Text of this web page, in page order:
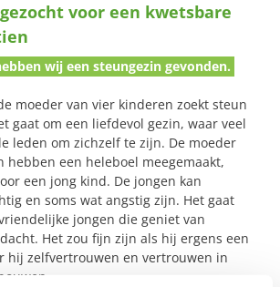
voor een kwetsbare
wij een steungezin gevonden.
moeder van vier kinderen zoekt steun
gaat om een liefdevol gezin, waar veel
leden om zichzelf te zijn. De moeder
hebben een heleboel meegemaakt,
een jong kind. De jongen kan
en soms wat angstig zijn. Het gaat
jongen die geniet van
Het zou fijn zijn als hij ergens een
hij zelfvertrouwen en vertrouwen in